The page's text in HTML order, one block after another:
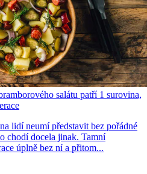
salátu patří 1 surovina,
lidí neumí představit bez pořádné
chodí docela jinak. Tamní
úplně bez ní a přitom...